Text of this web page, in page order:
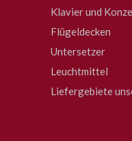
Klavier und
Flügeldecken
Untersetzer
Leuchtmittel
Liefergebiete